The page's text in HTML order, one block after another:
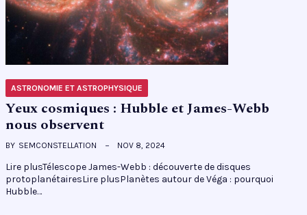
ASTRONOMIE ET ASTROPHYSIQUE
Yeux cosmiques : Hubble et James-Webb
nous observent
BY SEMCONSTELLATION NOV 8, 2024
Lire plusTélescope James-Webb : découverte de disques
protoplanétairesLire plusPlanètes autour de Véga : pourquoi
Hubble…